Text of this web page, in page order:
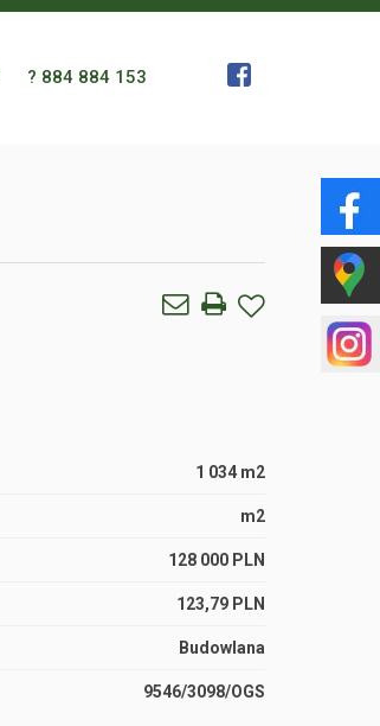
? 884 884 153
1 034 m2
m2
128 000 PLN
123,79 PLN
Budowlana
9546/3098/OGS